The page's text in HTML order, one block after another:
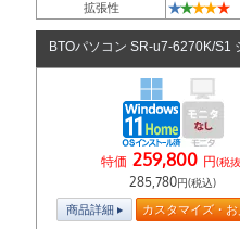
拡張性 ★★★★★
BTOパソコン SR-u7-6270K/S1
特価 259,800 円(税
285,780円(税込)
商品詳細 カスタマイズ・